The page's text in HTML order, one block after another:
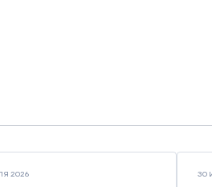
2026 30